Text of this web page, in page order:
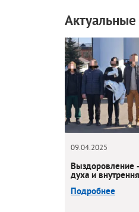
09.04.2025
Выздоровление
духа и
Подробнее